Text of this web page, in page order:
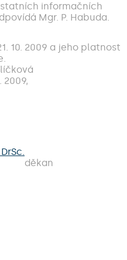
informačních
Mgr. P. Habuda.
10. 2009 a jeho platnost
2009,
děkan